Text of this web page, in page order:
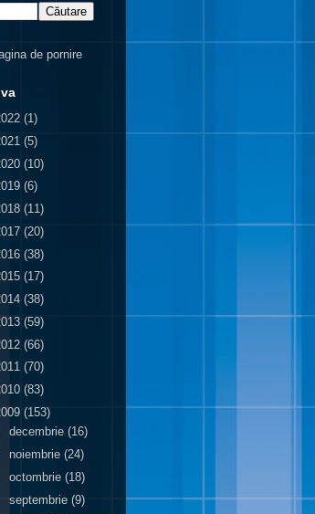
de pornire
(1)
(5)
(10)
(6)
(11)
(20)
(38)
(17)
(38)
(59)
(66)
(70)
(83)
(153)
decembrie (16)
noiembrie (24)
octombrie (18)
septembrie (9)